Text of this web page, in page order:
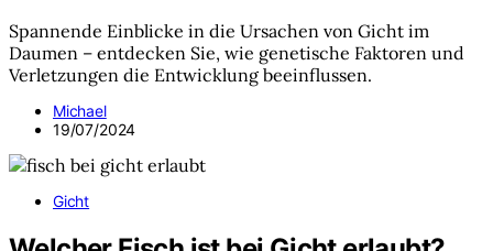
Spannende Einblicke in die Ursachen von Gicht im
Daumen – entdecken Sie, wie genetische Faktoren und
Verletzungen die Entwicklung beeinflussen.
Michael
19/07/2024
Gicht